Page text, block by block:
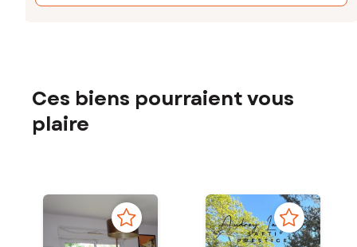
Ces biens pourraient vous
plaire